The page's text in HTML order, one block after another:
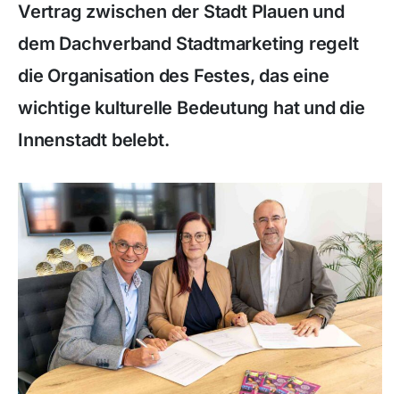
Vertrag zwischen der Stadt Plauen und
dem Dachverband Stadtmarketing regelt
die Organisation des Festes, das eine
wichtige kulturelle Bedeutung hat und die
Innenstadt belebt.